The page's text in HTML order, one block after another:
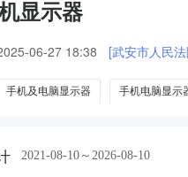
显示器
06-27 18:38 [武安市人民
手机及电脑显示器 手机电脑显示
2021-08-10～2026-08-10